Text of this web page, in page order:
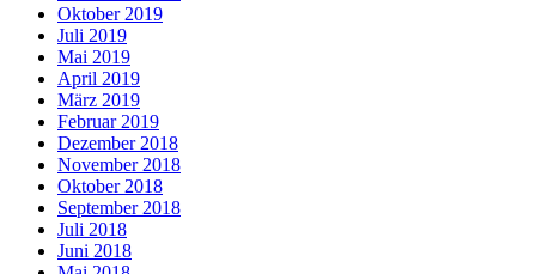
Oktober 2019
Juli 2019
Mai 2019
April 2019
März 2019
Februar 2019
Dezember 2018
November 2018
Oktober 2018
September 2018
Juli 2018
Juni 2018